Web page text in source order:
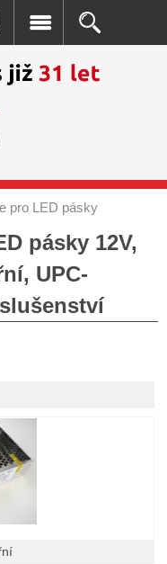
pro LED pásky
pásky 12V,
UPC-